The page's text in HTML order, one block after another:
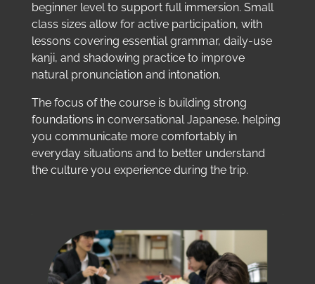
beginner level to support full immersion. Small
class sizes allow for active participation, with
lessons covering essential grammar, daily-use
kanji, and shadowing practice to improve
natural pronunciation and intonation.
The focus of the course is building strong
foundations in conversational Japanese, helping
you communicate more comfortably in
everyday situations and to better understand
the culture you experience during the trip.